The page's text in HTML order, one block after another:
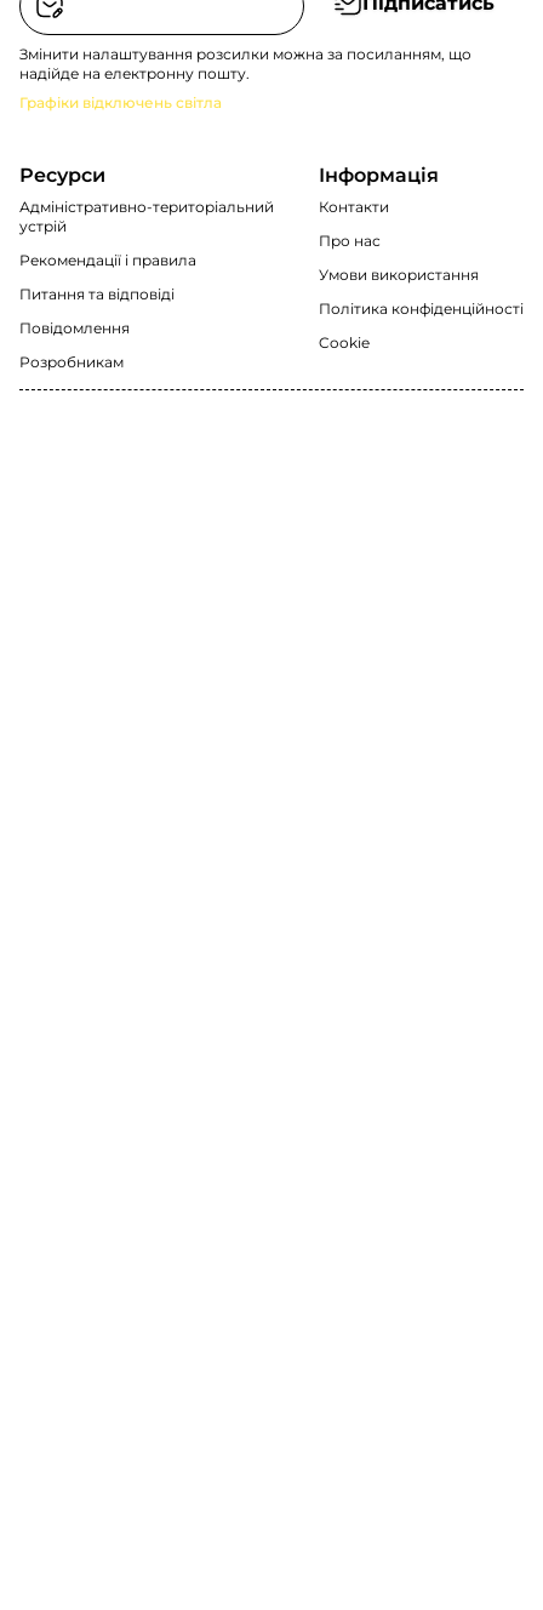
Змінити налаштування розсилки можна за посиланням, що
надійде на електронну пошту.
Графіки відключень світла
Ресурси
Адміністративно-територіальний
устрій
Рекомендації i правила
Питання та відповіді
Повідомлення
Розробникам
Інформація
Контакти
Про нас
Умови використання
Політика конфіденційності
Cookie